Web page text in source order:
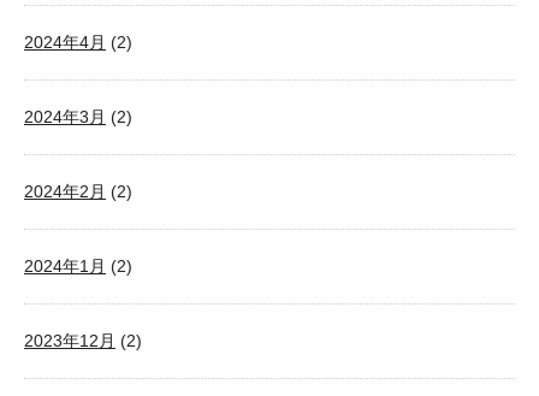
2024年4月 (2)
2024年3月 (2)
2024年2月 (2)
2024年1月 (2)
2023年12月 (2)